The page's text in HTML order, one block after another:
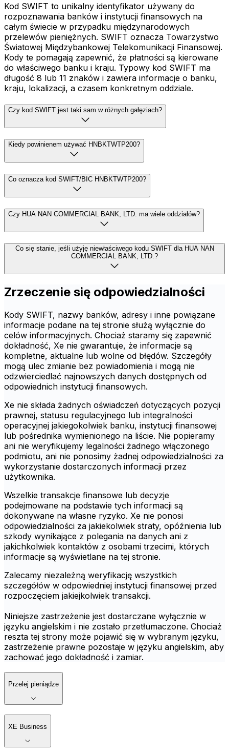
Kod SWIFT to unikalny identyfikator używany do
rozpoznawania banków i instytucji finansowych na
całym świecie w przypadku międzynarodowych
przelewów pieniężnych. SWIFT oznacza Towarzystwo
Światowej Międzybankowej Telekomunikacji Finansowej.
Kody te pomagają zapewnić, że płatności są kierowane
do właściwego banku i kraju. Typowy kod SWIFT ma
długość 8 lub 11 znaków i zawiera informacje o banku,
kraju, lokalizacji, a czasem konkretnym oddziale.
Czy kod SWIFT jest taki sam w różnych gałęziach?
Kiedy powinienem używać HNBKTWTP200?
Co oznacza kod SWIFT/BIC HNBKTWTP200?
Czy HUA NAN COMMERCIAL BANK, LTD. ma wiele oddziałów?
Co się stanie, jeśli użyję niewłaściwego kodu SWIFT dla HUA NAN
COMMERCIAL BANK, LTD.?
Zrzeczenie się odpowiedzialności
Kody SWIFT, nazwy banków, adresy i inne powiązane
informacje podane na tej stronie służą wyłącznie do
celów informacyjnych. Chociaż staramy się zapewnić
dokładność, Xe nie gwarantuje, że informacje są
kompletne, aktualne lub wolne od błędów. Szczegóły
mogą ulec zmianie bez powiadomienia i mogą nie
odzwierciedlać najnowszych danych dostępnych od
odpowiednich instytucji finansowych.
Xe nie składa żadnych oświadczeń dotyczących pozycji
prawnej, statusu regulacyjnego lub integralności
operacyjnej jakiegokolwiek banku, instytucji finansowej
lub pośrednika wymienionego na liście. Nie popieramy
ani nie weryfikujemy legalności żadnego włączonego
podmiotu, ani nie ponosimy żadnej odpowiedzialności za
wykorzystanie dostarczonych informacji przez
użytkownika.
Wszelkie transakcje finansowe lub decyzje
podejmowane na podstawie tych informacji są
dokonywane na własne ryzyko. Xe nie ponosi
odpowiedzialności za jakiekolwiek straty, opóźnienia lub
szkody wynikające z polegania na danych ani z
jakichkolwiek kontaktów z osobami trzecimi, których
informacje są wyświetlane na tej stronie.
Zalecamy niezależną weryfikację wszystkich
szczegółów w odpowiedniej instytucji finansowej przed
rozpoczęciem jakiejkolwiek transakcji.
Niniejsze zastrzeżenie jest dostarczane wyłącznie w
języku angielskim i nie zostało przetłumaczone. Chociaż
reszta tej strony może pojawić się w wybranym języku,
zastrzeżenie prawne pozostaje w języku angielskim, aby
zachować jego dokładność i zamiar.
Przelej pieniądze
XE Business